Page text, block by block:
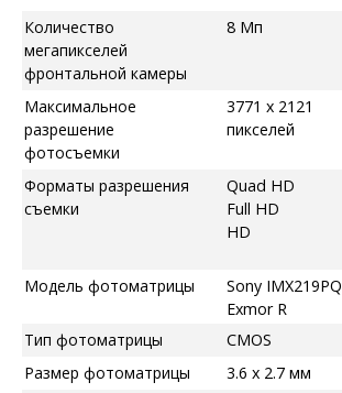
Количество
мегапикселей
фронтальной камеры
8 Мп
Максимальное
разрешение
фотосъемки
3771 x 2121
пикселей
Форматы разрешения
съемки
Quad HD
Full HD
HD
Модель фотоматрицы
Sony IMX219PQ
Exmor R
Тип фотоматрицы CMOS
Размер фотоматрицы
3.6 x 2.7 мм